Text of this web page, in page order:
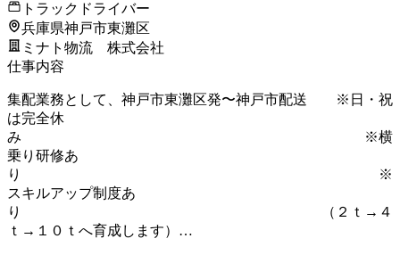
トラックドライバー
兵庫県神戸市東灘区
ミナト物流 株式会社
仕事内容
集配業務として、神戸市東灘区発〜神戸市配送 ※日・祝
は完全休
み ※横
乗り研修あ
り ※
スキルアップ制度あ
り （２ｔ→４
ｔ→１０ｔへ育成します）…